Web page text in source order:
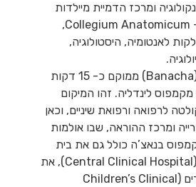
ומרכז הדמיית מיילדות
מודרני. בבניין ה- Collegium Anatomicum,
לאנטומיה, היסטולוגיה,
קמפוס בנאצ’ה (Banacha) ממוקם כ- 15 דקות
מקמפוס לינדליה. זהו המיקום
לרפואה ורפואת שיניים, וכאן
ומרכז ההוראה, שבו אולמות
בנאצ’ה כולל גם את בית
החולים המרכזי (Central Clinical Hospital), את
בית החולים לילדים (Children’s Clinical